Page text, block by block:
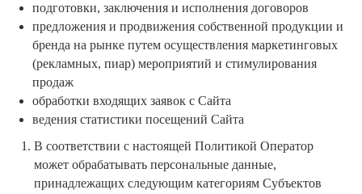
подготовки, заключения и исполнения договоров
предложения и продвижения собственной продукции и
бренда на рынке путем осуществления маркетинговых
(рекламных, пиар) мероприятий и стимулирования
продаж
обработки входящих заявок с Сайта
ведения статистики посещений Сайта
В соответствии с настоящей Политикой Оператор
может обрабатывать персональные данные,
принадлежащих следующим категориям Субъектов